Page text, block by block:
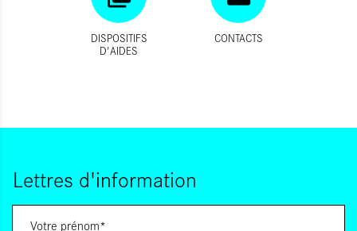
DISPOSITIFS
D'AIDES
CONTACTS
Lettres d'information